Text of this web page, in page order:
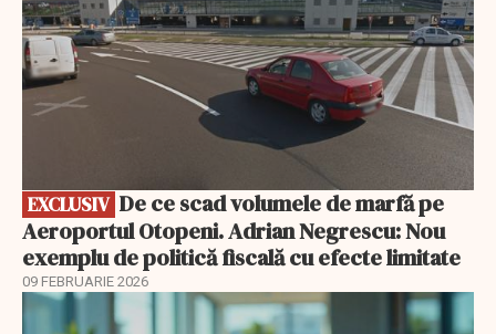
EXCLUSIV
Aeroportul Otopeni. Adrian Negrescu: Nou
exemplu de politică fiscală cu efecte limitate
09 FEBRUARIE 2026